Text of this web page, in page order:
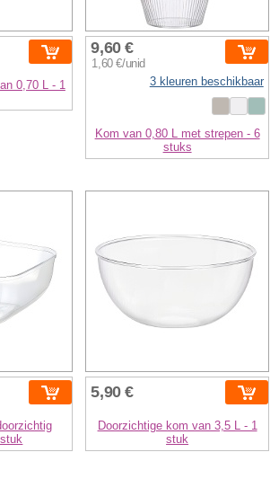
0,70 L - 1
9,60 €
1,60 €/unid
3 kleuren beschikbaar
Kom van 0,80 L met strepen - 6
stuks
5,90 €
Doorzichtige kom van 3,5 L - 1
stuk